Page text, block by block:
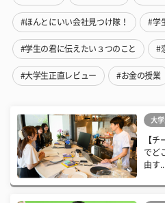
#ほんとにいい会社見つけ隊！ #学
#学生の君に伝えたい３つのこと #
#大学生正直レビュー #お金の授業
大
【
でど
由す...